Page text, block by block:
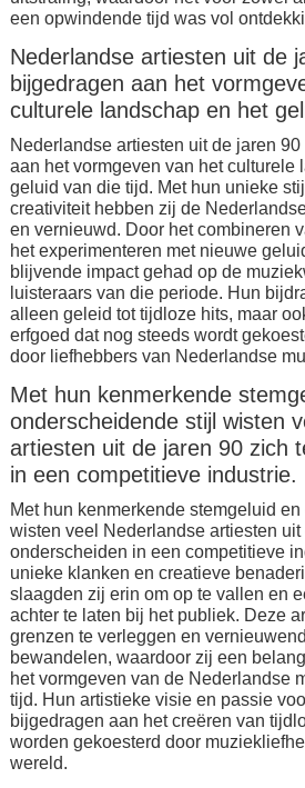
een opwindende tijd was vol
Nederlandse artiesten uit de
bijgedragen aan het
culturele landschap en het
Nederlandse artiesten uit de jaren
aan het vormgeven van het culturele
geluid van die tijd. Met hun unieke
creativiteit hebben zij de
en vernieuwd. Door het combineren
het experimenteren met nieuwe
blijvende impact gehad op de
luisteraars van die periode. Hun
alleen geleid tot tijdloze hits, maar
erfgoed dat nog steeds wordt
door liefhebbers van Nederlandse
Met hun kenmerkende
onderscheidende stijl wisten
artiesten uit de jaren 90 zich
in een competitieve industrie.
Met hun kenmerkende stemgeluid
wisten veel Nederlandse artiesten
onderscheiden in een competitieve
unieke klanken en creatieve
slaagden zij erin om op te vallen en
achter te laten bij het publiek. Deze
grenzen te verleggen en
bewandelen, waardoor zij een
het vormgeven van de Nederlandse
tijd. Hun artistieke visie en passie
bijgedragen aan het creëren van
worden gekoesterd door
wereld.